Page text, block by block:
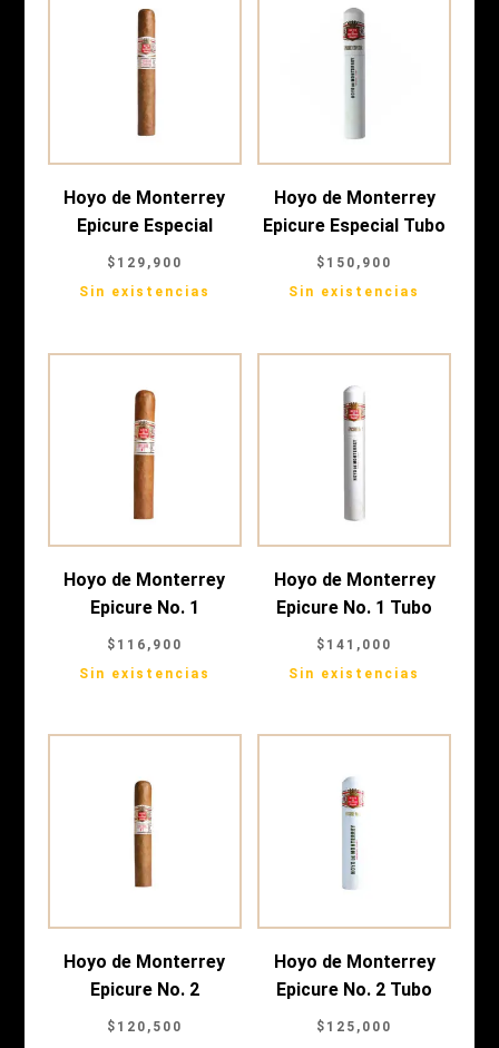
Hoyo de Monterrey
Epicure Especial
$ 129,900
Sin existencias
Hoyo de Monterrey
Epicure Especial Tubo
$ 150,900
Sin existencias
Hoyo de Monterrey
Epicure No. 1
$ 116,900
Sin existencias
Hoyo de Monterrey
Epicure No. 1 Tubo
$ 141,000
Sin existencias
Hoyo de Monterrey
Epicure No. 2
$ 120,500
Hoyo de Monterrey
Epicure No. 2 Tubo
$ 125,000